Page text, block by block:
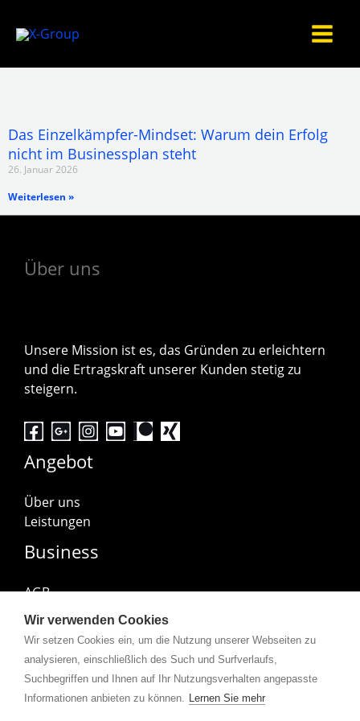
Wir verwenden Cookies
Wir setzen Cookies ein, um die Nutzung unserer Webseiten zu
analysieren, einschließlich des Such und Surfverlaufs,
Suchbegriffen und Ihnen auf Ihr Nutzungsverhalten angepasste
Informationen anbieten zu können. Lernen Sie mehr
Inhalt
Das Einzelkämpfer-Mindset: Warum dein Erfolg
nicht im Businessplan steht
26. Januar 2026
Weiterlesen »
Über uns
Unsere Mission ist es, das Gründen zu erleichtern
und die Ertragskraft unserer Kunden stetig zu
steigern.
Angebot
Über uns
Leistungen
Business
AGB
Impressum
Abonniere uns